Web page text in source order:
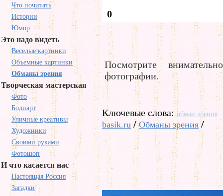
Что почитать
Истории
Юмор
Это надо видеть
Веселые картинки
Объемные картинки
Обманы зрения
Творческая мастерская
Фото
Бодиарт
Уличные креативы
Художники
Своими руками
Фотошоп
И что касается нас
Настоящая Россия
Загадки
0
Посмотрите
фотографии.
Ключевые слова: обман зрения
basik.ru /Обманы зрения/